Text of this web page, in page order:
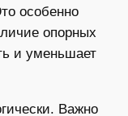
особенно
опорных
и уменьшает
Важно